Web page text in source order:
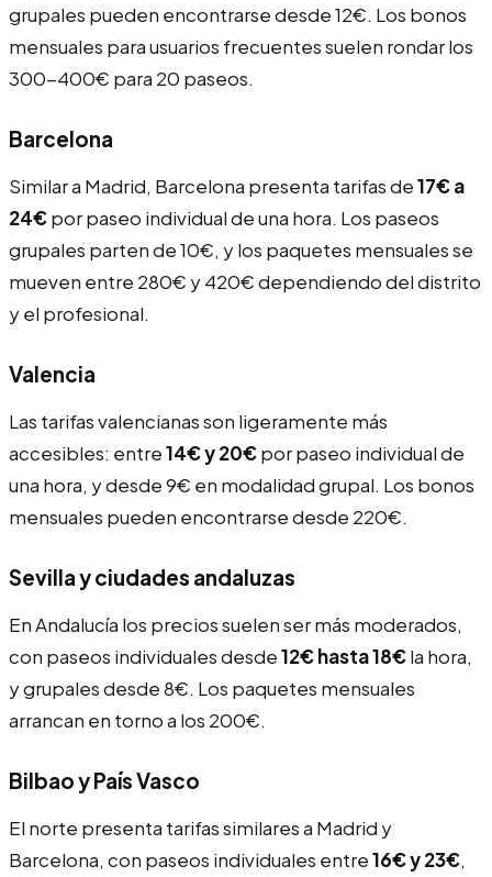
grupales pueden encontrarse desde 12€. Los bonos
mensuales para usuarios frecuentes suelen rondar los
300-400€ para 20 paseos.
Barcelona
Similar a Madrid, Barcelona presenta tarifas de17€ a
24€por paseo individual de una hora. Los paseos
grupales parten de 10€, y los paquetes mensuales se
mueven entre 280€ y 420€ dependiendo del distrito
y el profesional.
Valencia
Las tarifas valencianas son ligeramente más
accesibles: entre14€ y 20€por paseo individual de
una hora, y desde 9€ en modalidad grupal. Los bonos
mensuales pueden encontrarse desde 220€.
Sevilla y ciudades andaluzas
En Andalucía los precios suelen ser más moderados,
con paseos individuales desde12€ hasta 18€la hora,
y grupales desde 8€. Los paquetes mensuales
arrancan en torno a los 200€.
Bilbao y País Vasco
El norte presenta tarifas similares a Madrid y
Barcelona, con paseos individuales entre16€ y 23€,